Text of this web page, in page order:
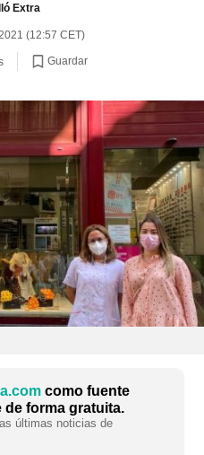
Extra
(12:57 CET)
Guardar
como fuente
de forma gratuita.
últimas noticias de